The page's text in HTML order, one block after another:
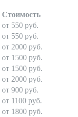
Стоимость
от 550 руб.
от 550 руб.
от 2000 руб.
от 1500 руб.
от 1500 руб.
от 2000 руб.
от 900 руб.
от 1100 руб.
от 1800 руб.